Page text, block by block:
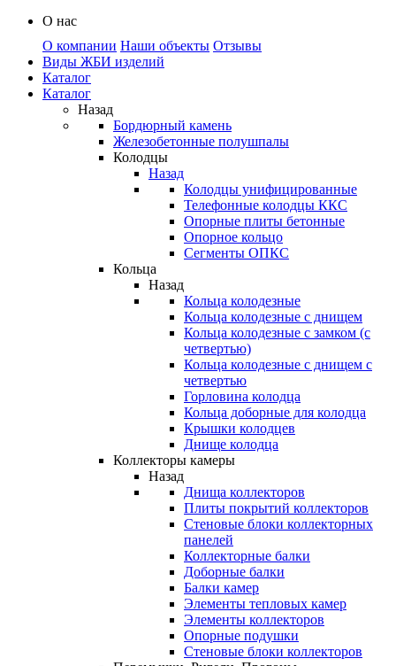
О нас
О компании Наши объекты Отзывы
Виды ЖБИ изделий
Каталог
Каталог
Назад
Бордюрный камень
Железобетонные полушпалы
Колодцы
Назад
Колодцы унифицированные
Телефонные колодцы ККС
Опорные плиты бетонные
Опорное кольцо
Сегменты ОПКС
Кольца
Назад
Кольца колодезные
Кольца колодезные с днищем
Кольца колодезные с замком (с
четвертью)
Кольца колодезные с днищем с
четвертью
Горловина колодца
Кольца доборные для колодца
Крышки колодцев
Днище колодца
Коллекторы камеры
Назад
Днища коллекторов
Плиты покрытий коллекторов
Стеновые блоки коллекторных
панелей
Коллекторные балки
Доборные балки
Балки камер
Элементы тепловых камер
Элементы коллекторов
Опорные подушки
Стеновые блоки коллекторов